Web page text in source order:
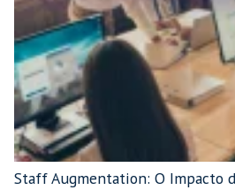
Staff Augmentation: O Impacto